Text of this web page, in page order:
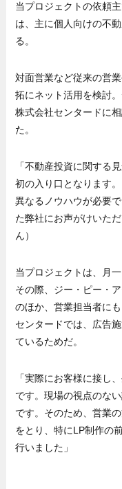
当プロジェクトの依頼
は、主に個人向けの不
る。
対面営業など従来の営
拓にネット活用を検討
株式会社センタードに
た。
「不動産投資に関する
初の入り口となります
異なるノウハウが必要
た弊社にお声がけいた
ん）
当プロジェクトは、月
その際、ジー・ピー・
のほか、営業担当者に
センタードでは、広告
ているためだ。
「実際にお客様に接し
です。現場の視点のな
です。そのため、営業
をとり、特にLP制作の
行いました」